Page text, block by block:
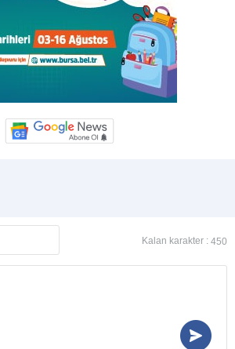
Kalan karakter : 450